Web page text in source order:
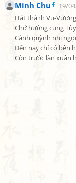
Minh Chu
19/
Hát thành Vu-
Chớ hướng cung
Cành quỳnh nhị
Đến nay chỉ có bên
Còn trước làn xuân